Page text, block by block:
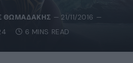
ΘΩΜΑΔΆΚΗΣ
21/11/2016
6 MINS READ